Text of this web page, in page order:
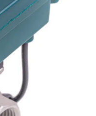
DUO 1"